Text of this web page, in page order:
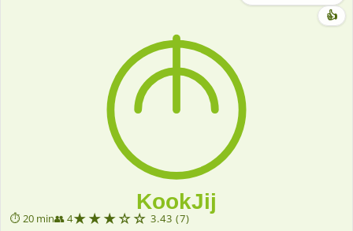
⏱ 20 min👥 4★★★☆☆ 3.43 (7)
👍